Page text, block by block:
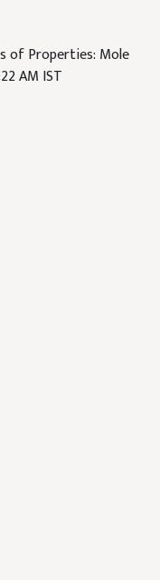
of Properties: Mole
AM IST